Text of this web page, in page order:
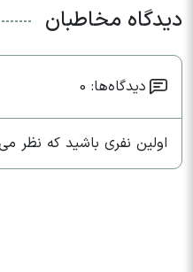
دیدگاه مخاطبان
دیدگاه‌ها: 0
اولین نفری باشید که نظر